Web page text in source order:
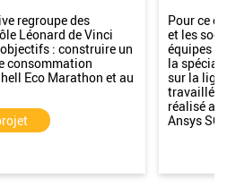
regroupe des
Léonard de Vinci
objectifs : construire un
consommation
Eco Marathon et au
Pour ce
et les
équipes
la
sur la
travaillé à
réalisé
Ansys